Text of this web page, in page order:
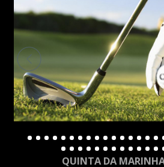
QUINTA DA